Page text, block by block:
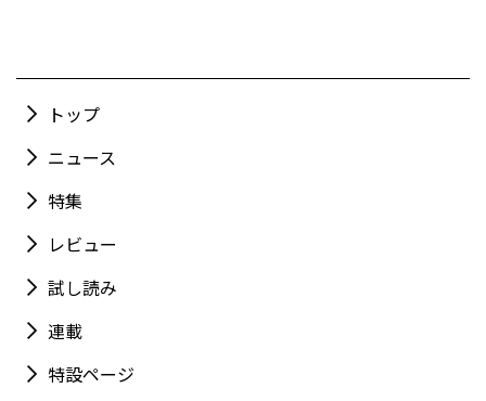
トップ
ニュース
特集
レビュー
試し読み
連載
特設ページ